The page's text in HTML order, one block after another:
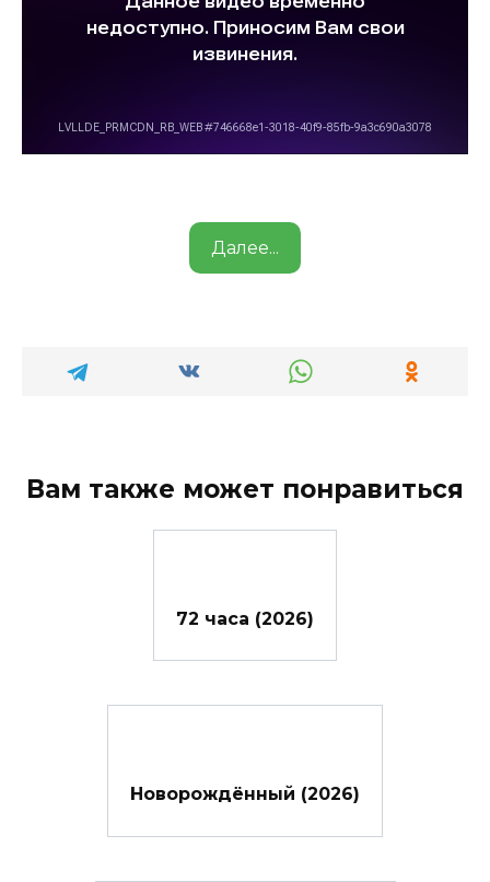
Далее...
Вам также может понравиться
72 часа (2026)
Новорождённый (2026)